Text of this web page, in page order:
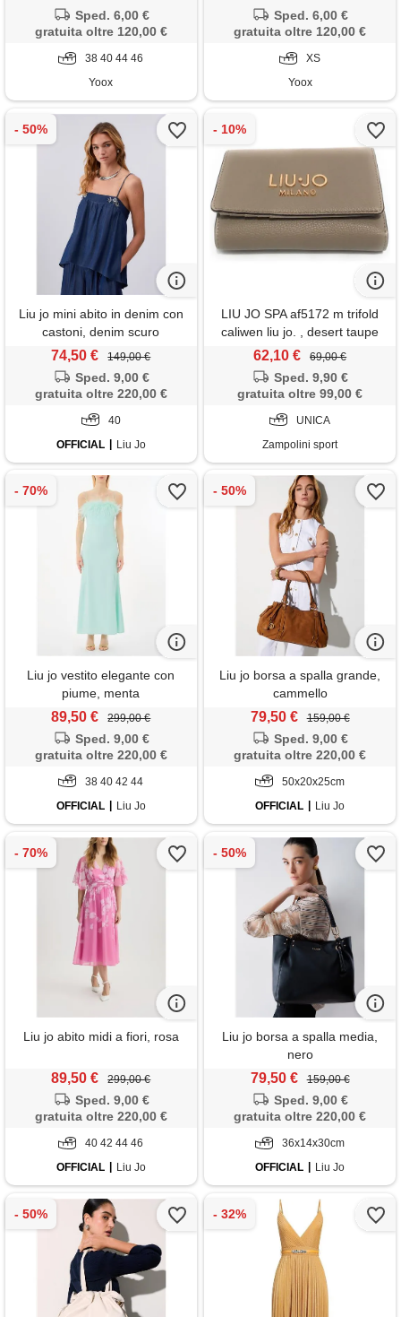
Sped. 6,00 €
gratuita oltre 120,00 €
38 40 44 46
Yoox
Sped. 6,00 €
gratuita oltre 120,00 €
XS
Yoox
Liu jo mini abito in denim con
castoni, denim scuro
74,50 € 149,00 €
Sped. 9,00 €
gratuita oltre 220,00 €
40
OFFICIAL
Liu Jo
LIU JO SPA af5172 m trifold
caliwen liu jo. , desert taupe
62,10 € 69,00 €
Sped. 9,90 €
gratuita oltre 99,00 €
UNICA
Zampolini sport
Liu jo vestito elegante con
piume, menta
89,50 € 299,00 €
Sped. 9,00 €
gratuita oltre 220,00 €
38 40 42 44
OFFICIAL
Liu Jo
Liu jo borsa a spalla grande,
cammello
79,50 € 159,00 €
Sped. 9,00 €
gratuita oltre 220,00 €
50x20x25cm
OFFICIAL
Liu Jo
Liu jo abito midi a fiori, rosa
89,50 € 299,00 €
Sped. 9,00 €
gratuita oltre 220,00 €
40 42 44 46
OFFICIAL
Liu Jo
Liu jo borsa a spalla media,
nero
79,50 € 159,00 €
Sped. 9,00 €
gratuita oltre 220,00 €
36x14x30cm
OFFICIAL
Liu Jo